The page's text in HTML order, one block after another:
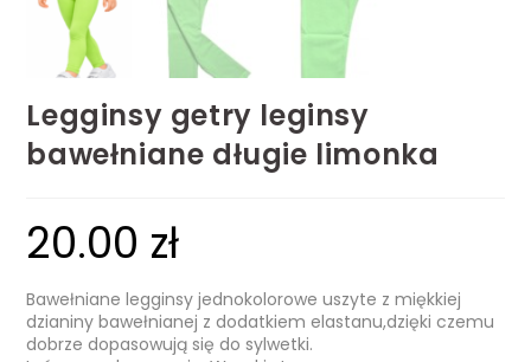
Legginsy getry leginsy
bawełniane długie limonka
20.00 zł
Bawełniane legginsy jednokolorowe uszyte z miękkiej
dzianiny bawełnianej z dodatkiem elastanu,dzięki czemu
dobrze dopasowują się do sylwetki.